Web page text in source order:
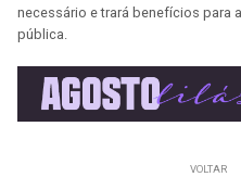
necessário e trará benefícios para
pública.
VOLTAR